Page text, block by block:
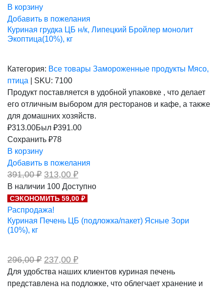
В корзину
Добавить в пожелания
Куриная грудка ЦБ н/к, Липецкий Бройлер монолит
Экоптица(10%), кг
Категория: Все товары Замороженные продукты Мясо,
птица
SKU: 7100
Продукт поставляется в удобной упаковке , что делает
его отличным выбором для ресторанов и кафе, а также
для домашних хозяйств.
₽313.00Был ₽391.00
Сохранить ₽78
В корзину
Добавить в пожелания
391,00₽ Первоначальная
цена
составляла
391,00 ₽.
313,00 ₽Текущая
313,00 ₽.
В наличии 100 Доступно
СЭКОНОМИТЬ 59,00 ₽
Распродажа!
Куриная Печень ЦБ (подложка/пакет) Ясные Зори
(10%), кг
296,00₽ Первоначальная
составляла
296,00 ₽.
237,00 ₽Текущая
237,00 ₽.
Для удобства наших клиентов куриная печень
представлена на подложке, что облегчает хранение и